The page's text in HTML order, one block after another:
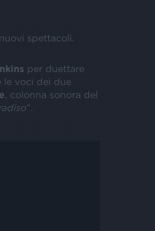
spettacoli.
per duettare
le voci dei due
, colonna sonora del
”.